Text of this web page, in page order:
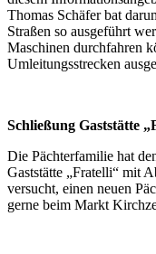
Thomas Schäfer bat
Straßen so ausgeführt
Maschinen durchfahren
Umleitungsstrecken
Schließung Gaststätte
Die Pächterfamilie hat
Gaststätte „Fratelli“ mit
versucht, einen neuen
gerne beim Markt